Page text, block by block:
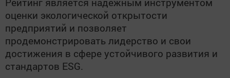
оценки экологической открытости
предприятий и позволяет
продемонстрировать лидерство и свои
достижения в сфере устойчивого развития и
стандартов ESG.